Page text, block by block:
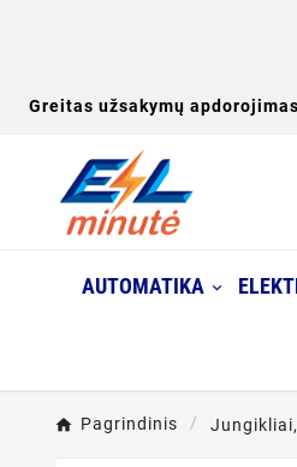
Greitas užsakymų
AUTOMATIKA
Pagrindinis